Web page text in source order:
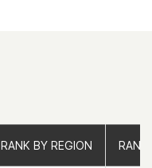
RANK BY REGION RANK
RANK BY REGION RANK